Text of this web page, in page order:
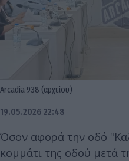
Arcadia 938 (αρχείου)
19.05.2026 22:48
Όσον αφορά την οδό
κομμάτι της οδού μετά